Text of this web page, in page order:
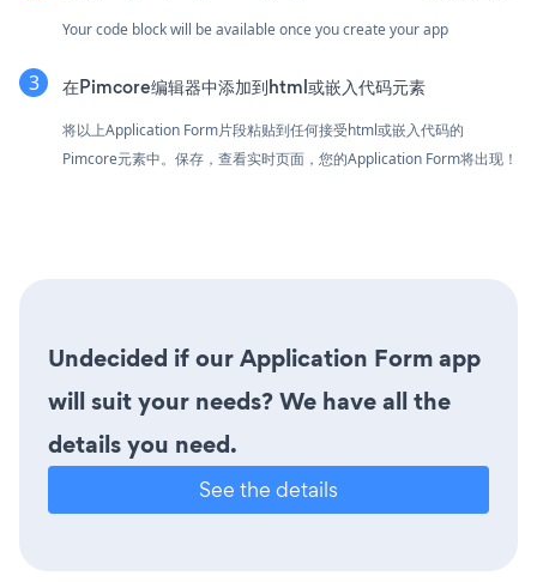
Your code block will be available once you create your app
在Pimcore编辑器中添加到html或嵌入代码元素
将以上Application Form片段粘贴到任何接受html或嵌入代码的
Pimcore元素中。保存，查看实时页面，您的Application Form将出现！
Undecided if our Application Form app
will suit your needs? We have all the
details you need.
See the details